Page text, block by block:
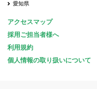
愛知県
アクセスマップ
採用ご担当者様へ
利用規約
個人情報の取り扱いについて